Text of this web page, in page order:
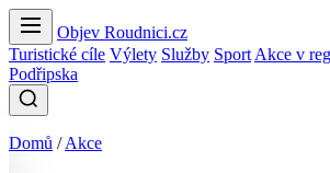
Objev Roudnici.cz
Turistické cíle Výlety Služby Sport Akce v
Podřipska
Domů /Akce